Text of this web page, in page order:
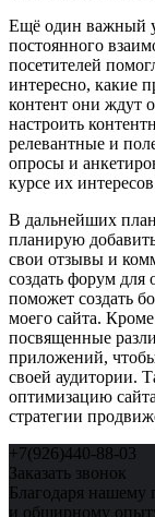
Ещё один важный
постоянного
посетителей
интересно, какие
контент они ждут
настроить
релевантные и
опросы и
курсе их
В дальнейших
планирую
свои отзывы и
создать форум
поможет создать
моего сайта.
посвященные
приложений,
своей аудитории.
оптимизацию
стратегии
+7(926)440-88-03
Заказать звонок
Благодаря нашему
и обширному